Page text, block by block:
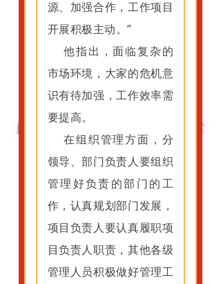
源、加强合作，工作项目
开展积极主动。”
他指出，面临复杂的
市场环境，大家的危机意
识有待加强，工作效率需
要提高。
在组织管理方面，分
领导、部门负责人要组织
管理好负责的部门的工
作，认真规划部门发展，
项目负责人要认真履职项
目负责人职责，其他各级
管理人员积极做好管理工